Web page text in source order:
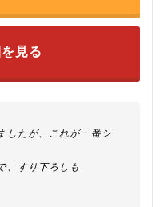
見る
したが、これが一番シ
、すり下ろしも